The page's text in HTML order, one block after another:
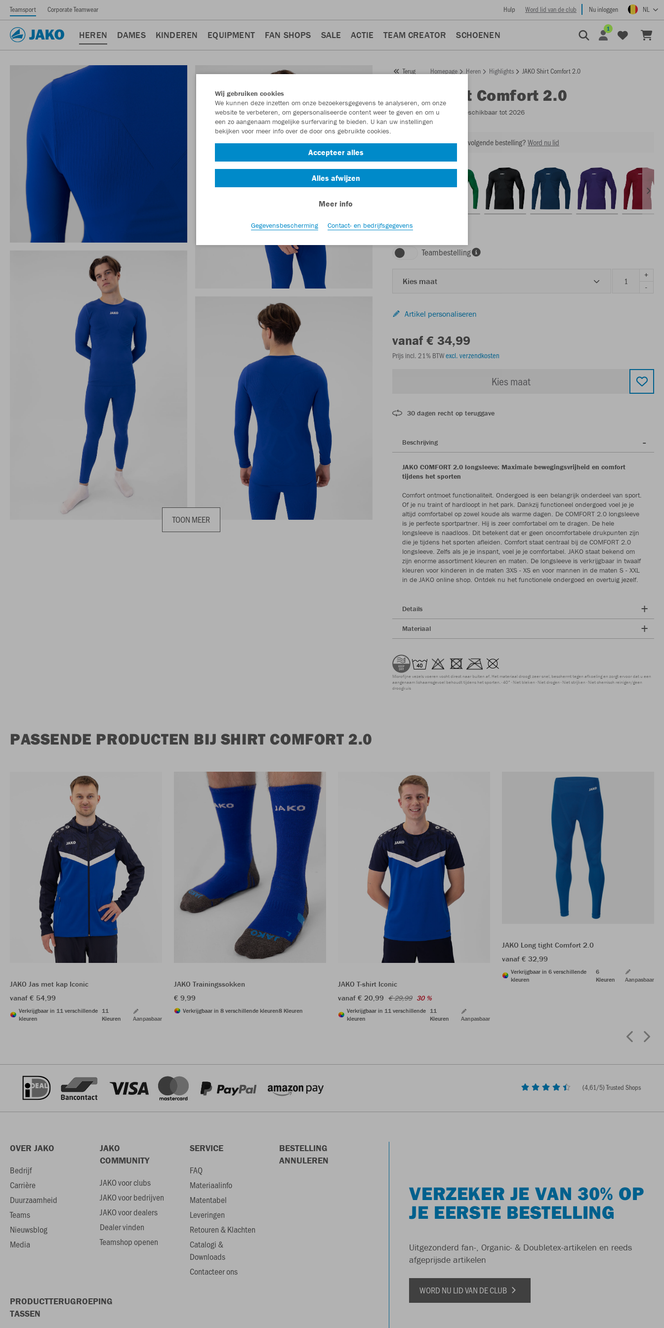
Teamsport Corporate Teamwear Hulp Word lid van de club Nu inloggen NL
HEREN DAMES KINDEREN EQUIPMENT FAN SHOPS SALE ACTIE TEAM CREATOR SCHOENEN
1
TOON MEER
Terug Homepage Heren Highlights JAKO Shirt Comfort 2.0
Shirt Comfort 2.0
Artikelnummer: - Beschikbaar tot 2026
Zin in 30% korting op je volgende bestelling?Word nu lid
sportroyal
Teambestelling
Kies maat
+
-
Artikel personaliseren
vanaf € 34,99
Prijs incl. 21% BTWexcl. verzendkosten
Kies maat
30 dagen recht op teruggave
Beschrijving
JAKO COMFORT 2.0 longsleeve: Maximale bewegingsvrijheid en comfort
tijdens het sporten
Comfort ontmoet functionaliteit. Ondergoed is een belangrijk onderdeel van sport.
Of je nu traint of hardloopt in het park. Dankzij functioneel ondergoed voel je je
altijd comfortabel op zowel koude als warme dagen. De COMFORT 2.0 longsleeve
is je perfecte sportpartner. Hij is zeer comfortabel om te dragen. De hele
longsleeve is naadloos. Dit betekent dat er geen oncomfortabele drukpunten zijn
die je tijdens het sporten afleiden. Comfort staat centraal bij de COMFORT 2.0
longsleeve. Zelfs als je je inspant, voel je je comfortabel. JAKO staat bekend om
zijn enorme assortiment kleuren en maten. De longsleeve is verkrijgbaar in twaalf
kleuren voor kinderen in de maten 3XS - XS en voor mannen in de maten S - XXL
in de JAKO online shop. Ontdek nu het functionele ondergoed en overtuig jezelf.
Details
Materiaal
Microfijne vezels voeren vocht direct naar buiten af. Het materiaal droogt zeer snel, beschermt tegen afkoeling en zorgt ervoor dat u een
aangenaam lichaamsgevoel behoudt tijdens het sporten. 40° Niet bleken Niet drogen Niet strijken Niet chemisch reinigen/geen
droogkuis
PASSENDE PRODUCTEN BIJ SHIRT COMFORT 2.0
JAKO Jas met kap Iconic
vanaf € 54,99
Verkrijgbaar in 11 verschillende
kleuren
11
Kleuren
Aanpasbaar
JAKO Trainingssokken
€ 9,99
Verkrijgbaar in 8 verschillende kleuren8 Kleuren
JAKO T-shirt Iconic
vanaf € 20,99 € 29,99 30 %
Verkrijgbaar in 11 verschillende
kleuren
11
Kleuren
Aanpasbaar
JAKO Long tight Comfort 2.0
vanaf € 32,99
Verkrijgbaar in 6 verschillende
kleuren
6
Kleuren
Aanpasbaar
(4,61/5) Trusted Shops
OVER JAKO
Bedrijf
Carrière
Duurzaamheid
Teams
Nieuwsblog
Media
JAKO
COMMUNITY
JAKO voor clubs
JAKO voor bedrijven
JAKO voor dealers
Dealer vinden
Teamshop openen
SERVICE
FAQ
Materiaalinfo
Matentabel
Leveringen
Retouren & Klachten
Catalogi &
Downloads
Contacteer ons
BESTELLING
ANNULEREN
PRODUCTTERUGROEPING
TASSEN
VERZEKER JE VAN 30% OP
JE EERSTE BESTELLING
Uitgezonderd fan-, Organic- & Doubletex-artikelen en reeds
afgeprijsde artikelen
WORD NU LID VAN DE CLUB
Wij gebruiken cookies
We kunnen deze inzetten om onze bezoekersgegevens te analyseren, om onze
website te verbeteren, om gepersonaliseerde content weer te geven en om u
een zo aangenaam mogelijke surfervaring te bieden. U kan uw instellingen
bekijken voor meer info over de door ons gebruikte cookies.
Accepteer alles
Alles afwijzen
Meer info
Gegevensbescherming Contact- en bedrijfsgegevens